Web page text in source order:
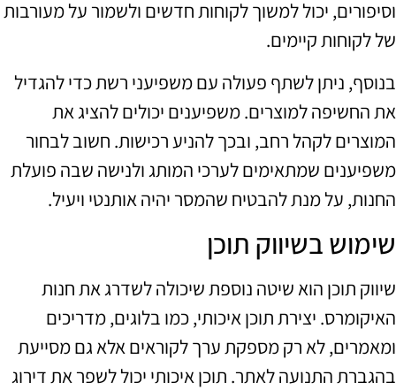
וסיפורים, יכול למשוך לקוחות חדשים ולשמור על מעורבות
של לקוחות קיימים.
בנוסף, ניתן לשתף פעולה עם משפיעני רשת כדי להגדיל
את החשיפה למוצרים. משפיענים יכולים להציג את
המוצרים לקהל רחב, ובכך להניע רכישות. חשוב לבחור
משפיענים שמתאימים לערכי המותג ולנישה שבה פועלת
החנות, על מנת להבטיח שהמסר יהיה אותנטי ויעיל.
שימוש בשיווק תוכן
שיווק תוכן הוא שיטה נוספת שיכולה לשדרג את חנות
האיקומרס. יצירת תוכן איכותי, כמו בלוגים, מדריכים
ומאמרים, לא רק מספקת ערך לקוראים אלא גם מסייעת
בהגברת התנועה לאתר. תוכן איכותי יכול לשפר את דירוג